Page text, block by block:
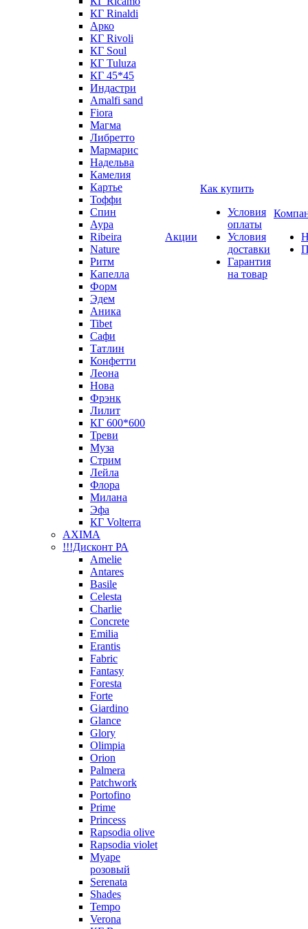
КГ Rinaldi
Арко
КГ Rivoli
КГ Soul
КГ Tuluza
КГ 45*45
Индастри
Amalfi sand
Fiora
Магма
Либретто
Мармарис
Надельва
Камелия
Картье
Тоффи
Спин
Аура
Ribeira
Nature
Ритм
Капелла
Форм
Эдем
Аника
Tibet
Сафи
Татлин
Конфетти
Леона
Нова
Фрэнк
Лилит
КГ 600*600
Треви
Муза
Стрим
Лейла
Флора
Милана
Эфа
КГ Volterra
AXIMA
!!!Дисконт РА
Amelie
Antares
Basile
Celesta
Charlie
Concrete
Emilia
Erantis
Fabric
Fantasy
Foresta
Forte
Giardino
Glance
Glory
Olimpia
Orion
Palmera
Patchwork
Portofino
Prime
Princess
Rapsodia olive
Rapsodia violet
Муаре
розовый
Serenata
Shades
Tempo
Verona
Акции
Как купить
Условия
оплаты
Условия
доставки
Гарантия
на товар